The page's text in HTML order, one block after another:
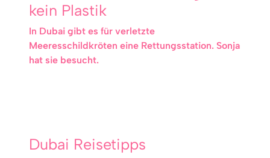
kein Plastik
In Dubai gibt es für verletzte
Meeresschildkröten eine Rettungsstation. Sonja
hat sie besucht.
Dubai Reisetipps